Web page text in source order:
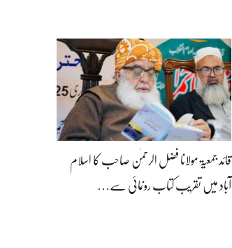
قائد جمعیۃ مولانا فضل الرحمٰن صاحب کا اسلام
آباد میں تقریب کتاب رونمائی سے…